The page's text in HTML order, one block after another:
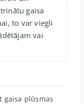
gaisa
to var viegli
vai
gaisa plūsmas